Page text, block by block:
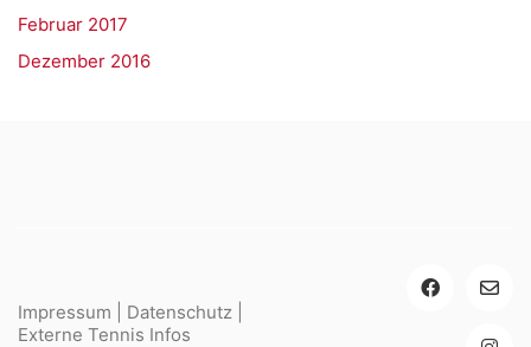
Februar 2017
Dezember 2016
Impressum Datenschutz
Externe Tennis Infos